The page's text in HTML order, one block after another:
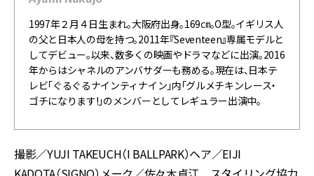
1997年２月４日生まれ。大阪府出身。169㎝。O型。イギリス人
の父と日本人の母を持つ。2011年『Seventeen』専属モデルと
してデビュー。以来、数多くの映画やドラマなどに出演。2016
年からはシャネルのアンバサダーも務める。現在は、日本テ
レビ「ぐるぐるナインティナイン」内「グルメチキンレース・
ゴチになります!」のメンバーとしてレギュラー出演中。
撮影／YUJI TAKEUCH（I BALLPARK）ヘア／EIJI